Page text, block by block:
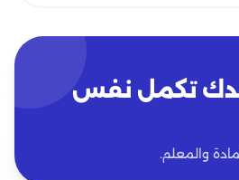
تكمل نفس
والمعلم.